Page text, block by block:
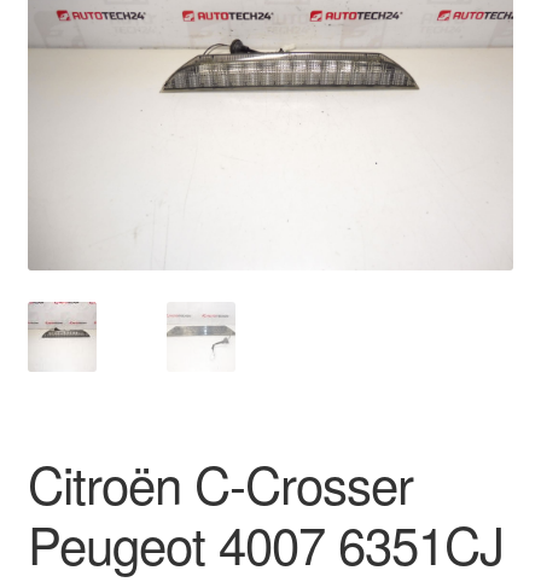
Количка
Правила и условия
Разгледайте
Транспорт
Citroën C-Crosser
Peugeot 4007 6351CJ